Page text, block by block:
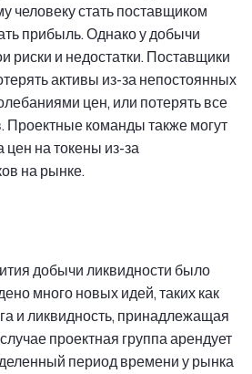
человеку стать поставщиком
прибыль. Однако у добычи
риски и недостатки. Поставщики
активы из-за непостоянных
цен, или потерять все
Проектные команды также могут
цен на токены из-за
на рынке.
добычи ликвидности было
много новых идей, таких как
и ликвидность, принадлежащая
проектная группа арендует
период времени у рынка